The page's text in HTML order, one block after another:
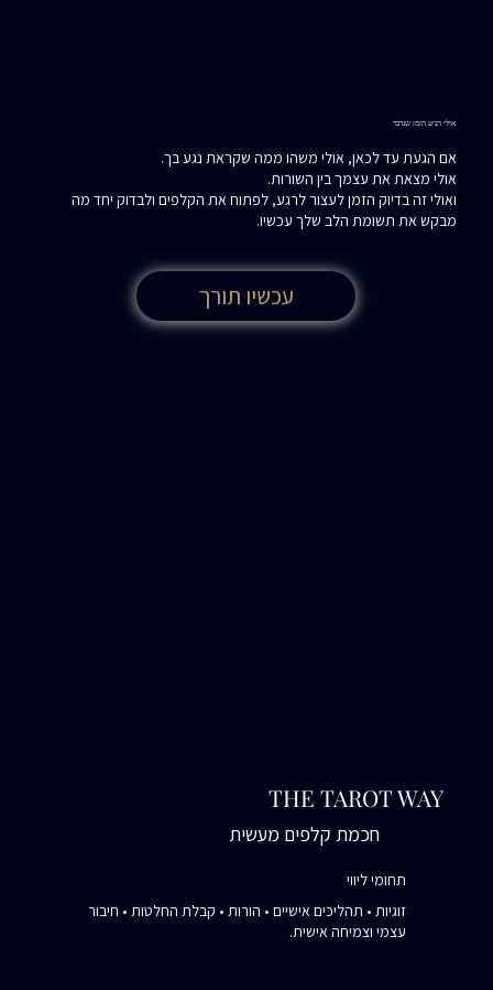
אולי הגיע הזמן שנדבר
אם הגעת עד לכאן, אולי משהו ממה שקראת נגע בך.
אולי מצאת את עצמך בין השורות.
ואולי זה בדיוק הזמן לעצור לרגע, לפתוח את הקלפים ולבדוק יחד מה
מבקש את תשומת הלב שלך עכשיו.
עכשיו תורך
THE TAROT WAY
חכמת קלפים מעשית
תחומי ליווי
זוגיות • תהליכים אישיים • הורות • קבלת החלטות • חיבור
עצמי וצמיחה אישית.